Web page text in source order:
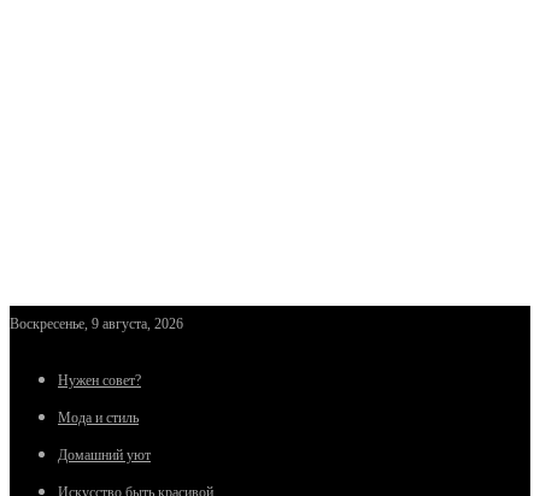
Воскресенье, 9 августа, 2026
Нужен совет?
Мода и стиль
Домашний уют
Искусство быть красивой